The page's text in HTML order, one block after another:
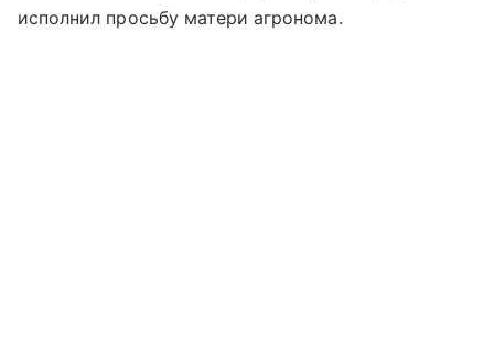
исполнил просьбу матери агронома.